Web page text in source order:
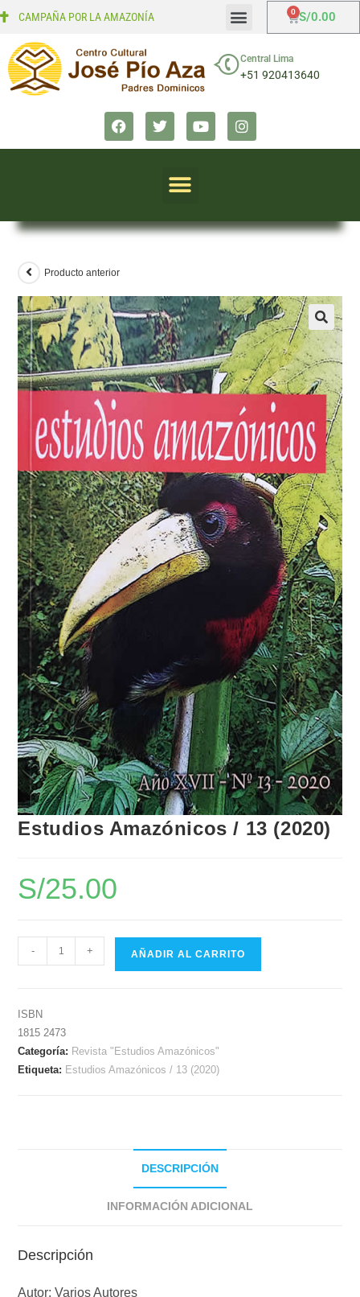
CAMPAÑA POR LA AMAZONÍA S/0.00
Central Lima
+51 920413640
Producto anterior
Estudios Amazónicos / 13 (2020)
S/25.00
- + AÑADIR AL CARRITO
ISBN
1815 2473
Categoría: Revista "Estudios Amazónicos"
Etiqueta: Estudios Amazónicos / 13 (2020)
DESCRIPCIÓN
INFORMACIÓN ADICIONAL
Descripción
Autor: Varios Autores